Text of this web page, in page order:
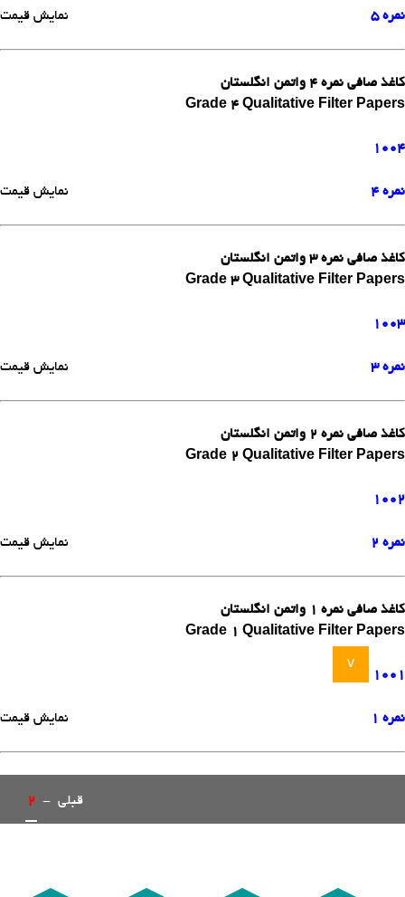
v
نمره 5 نمایش قیمت
کاغذ صافی نمره 4 واتمن انگلستان
Grade 4 Qualitative Filter Papers
1004
نمره 4 نمایش قیمت
کاغذ صافی نمره 3 واتمن انگلستان
Grade 3 Qualitative Filter Papers
1003
نمره 3 نمایش قیمت
کاغذ صافی نمره 2 واتمن انگلستان
Grade 2 Qualitative Filter Papers
1002
نمره 2 نمایش قیمت
کاغذ صافی نمره 1 واتمن انگلستان
Grade 1 Qualitative Filter Papers
1001
نمره 1 نمایش قیمت
2 - قبلی